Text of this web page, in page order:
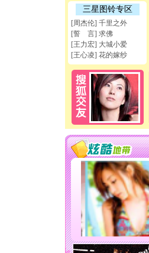
三星图铃专区
[周杰伦] 千里之外
[誓 言] 求佛
[王力宏] 大城小爱
[王心凌] 花的嫁纱